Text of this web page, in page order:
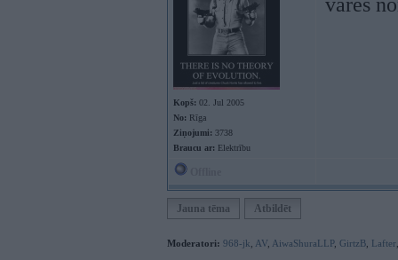
Kopš: 02. Jul 2005
No: Rīga
Ziņojumi: 3738
Braucu ar: Elektrību
Jauna tēma Atbildēt
Moderatori: 968-jk AV AiwaShuraLLP, GirtzB Lafter